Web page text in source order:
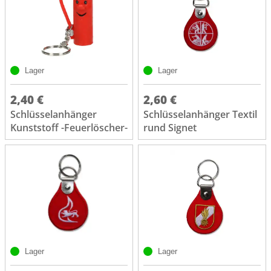
Lager
2,40 €
Schlüsselanhänger
Kunststoff -Feuerlöscher-
Lager
2,60 €
Schlüsselanhänger Textil
rund Signet
Lager Lager